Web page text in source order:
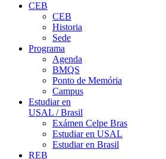
CEB
CEB
Historia
Sede
Programa
Agenda
BMQS
Ponto de Memória
Campus
Estudiar en
USAL / Brasil
Exámen Celpe Bras
Estudiar en USAL
Estudiar en Brasil
REB